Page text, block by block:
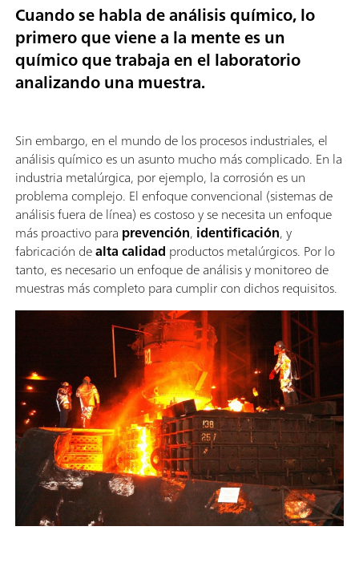
Cuando se habla de análisis químico, lo
primero que viene a la mente es un
químico que trabaja en el laboratorio
analizando una muestra.
Sin embargo, en el mundo de los procesos industriales, el
análisis químico es un asunto mucho más complicado. En la
industria metalúrgica, por ejemplo, la corrosión es un
problema complejo. El enfoque convencional (sistemas de
análisis fuera de línea) es costoso y se necesita un enfoque
más proactivo para prevención, identificación, y
fabricación dealta calidad productos metalúrgicos. Por lo
tanto, es necesario un enfoque de análisis y monitoreo de
muestras más completo para cumplir con dichos requisitos.